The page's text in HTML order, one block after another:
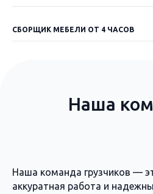
СБОРЩИК МЕБЕЛИ ОТ 4 ЧАСОВ
Наша
Наша команда грузчиков —
аккуратная работа и